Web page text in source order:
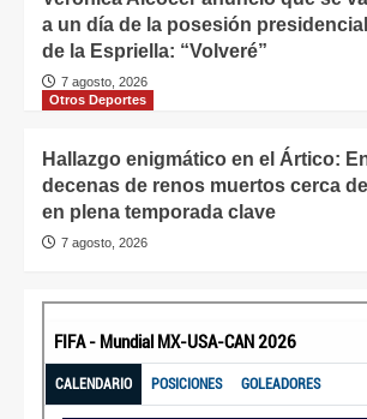
a un día de la posesión
de la Espriella: “Volveré”
7 agosto, 2026
Otros Deportes
Hallazgo enigmático en el Ártico:
decenas de renos muertos cerca
en plena temporada clave
7 agosto, 2026